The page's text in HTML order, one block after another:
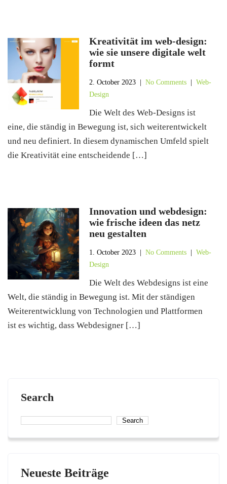
Kreativität im web-design:
wie sie unsere digitale welt
formt
2. October 2023 |No Comments |Web-
Design
Die Welt des Web-Designs ist
eine, die ständig in Bewegung ist, sich weiterentwickelt
und neu definiert. In diesem dynamischen Umfeld spielt
die Kreativität eine entscheidende […]
Innovation und webdesign:
wie frische ideen das netz
neu gestalten
1. October 2023 |No Comments |Web-
Design
Die Welt des Webdesigns ist eine
Welt, die ständig in Bewegung ist. Mit der ständigen
Weiterentwicklung von Technologien und Plattformen
ist es wichtig, dass Webdesigner […]
Search
Search
Neueste Beiträge